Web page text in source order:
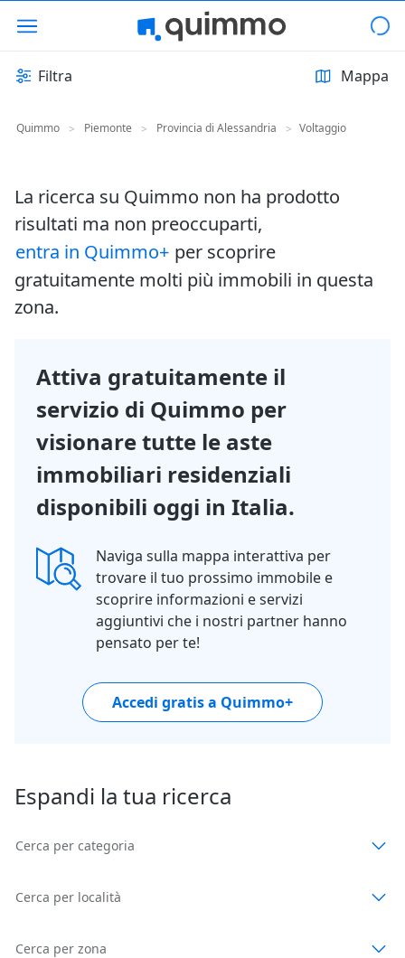
Filtra Mappa
Quimmo > Piemonte > Provincia di Alessandria > Voltaggio
La ricerca su Quimmo non ha prodotto
risultati ma non preoccuparti,
entra in Quimmo+ per scoprire
gratuitamente molti più immobili in questa
zona.
Attiva gratuitamente il
servizio di Quimmo per
visionare tutte le aste
immobiliari residenziali
disponibili oggi in Italia.
Naviga sulla mappa interattiva per
trovare il tuo prossimo immobile e
scoprire informazioni e servizi
aggiuntivi che i nostri partner hanno
pensato per te!
Accedi gratis a Quimmo+
Espandi la tua ricerca
Cerca per categoria
Cerca per località
Cerca per zona